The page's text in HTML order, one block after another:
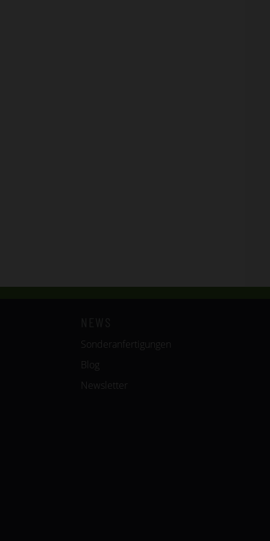
Sonderanfertigungen
Blog
Newsletter